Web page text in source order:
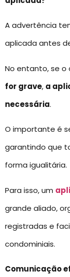
A advertência
aplicada antes
No entanto, se o
for grave, a
necessária.
O importante é
garantindo que
forma igualitária.
Para isso, um
grande aliado,
registradas e
condominiais.
Comunicação